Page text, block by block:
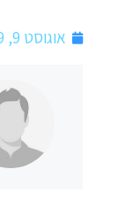
אוגוסט 9, 2019